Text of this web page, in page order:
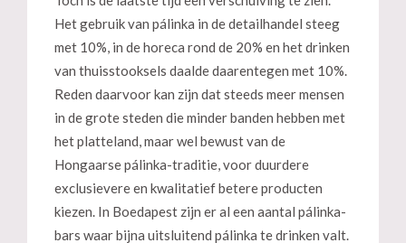
Het gebruik van pálinka in de detailhandel steeg
met 10%, in de horeca rond de 20% en het drinken
van thuisstooksels daalde daarentegen met 10%.
Reden daarvoor kan zijn dat steeds meer mensen
in de grote steden die minder banden hebben met
het platteland, maar wel bewust van de
Hongaarse pálinka-traditie, voor duurdere
exclusievere en kwalitatief betere producten
kiezen. In Boedapest zijn er al een aantal pálinka-
bars waar bijna uitsluitend pálinka te drinken valt.